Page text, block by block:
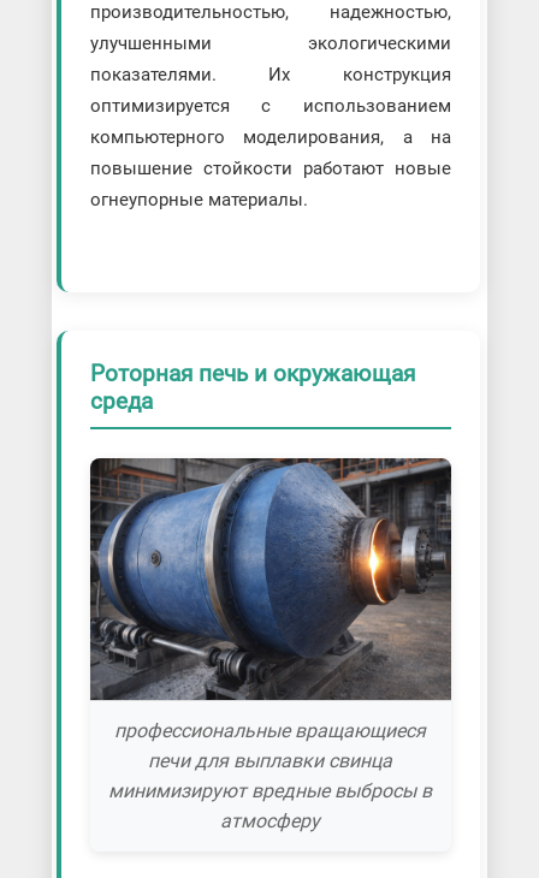
производительностью, надежностью,
улучшенными экологическими
показателями. Их конструкция
оптимизируется с использованием
компьютерного моделирования, а на
повышение стойкости работают новые
огнеупорные материалы.
Роторная печь и окружающая
среда
профессиональные вращающиеся
печи для выплавки свинца
минимизируют вредные выбросы в
атмосферу